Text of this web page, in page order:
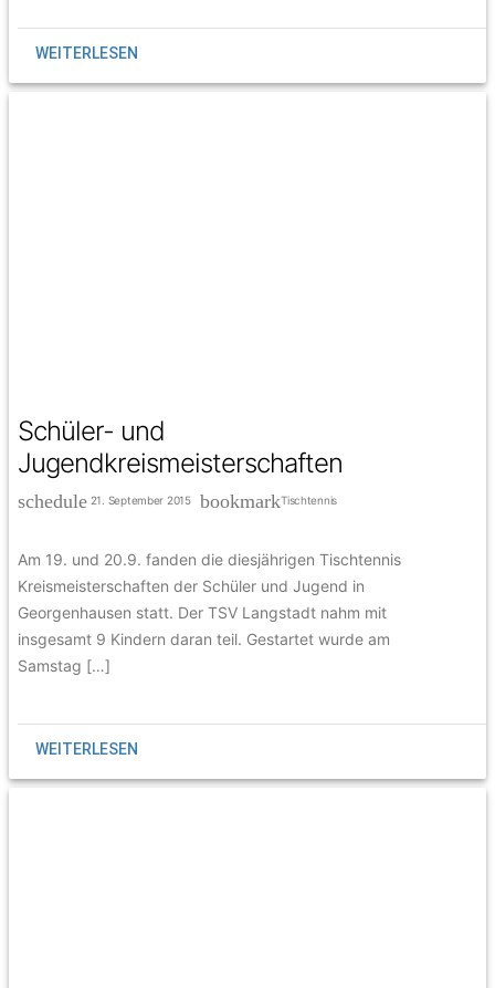
WEITERLESEN
Schüler- und
Jugendkreismeisterschaften
schedule 21. September 2015bookmarkTischtennis
Am 19. und 20.9. fanden die diesjährigen Tischtennis
Kreismeisterschaften der Schüler und Jugend in
Georgenhausen statt. Der TSV Langstadt nahm mit
insgesamt 9 Kindern daran teil. Gestartet wurde am
Samstag […]
WEITERLESEN